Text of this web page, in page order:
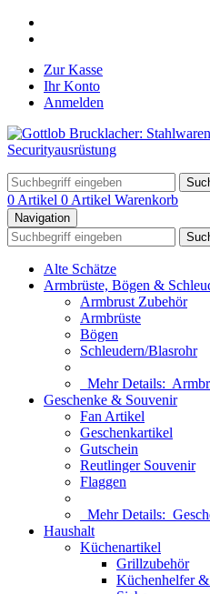
Zur Kasse
Ihr Konto
Anmelden
0 Artikel 0 Artikel Warenkorb
Navigation
Alte Schätze
Armbrüste, Bögen &
Armbrust Zubehör
Armbrüste
Bögen
Schleudern/Blasrohr
Mehr Details:
Geschenke & Souvenir
Fan Artikel
Geschenkartikel
Gutschein
Reutlinger Souvenir
Flaggen
Mehr Details:
Haushalt
Küchenartikel
Grillzubehör
Küchenhelfer